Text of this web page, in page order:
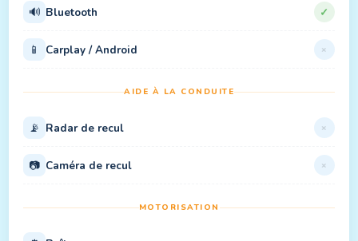
🔊 Bluetooth ✓
📱 Carplay / Android ×
AIDE À LA CONDUITE
📡 Radar de recul ×
📷 Caméra de recul ×
MOTORISATION